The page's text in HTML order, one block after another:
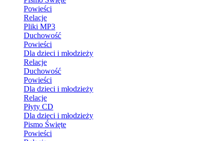
Powieści
Relacje
Pliki MP3
Duchowość
Powieści
Dla dzieci i młodzieży
Relacje
Duchowość
Powieści
Dla dzieci i młodzieży
Relacje
Płyty CD
Dla dzieci i młodzieży
Pismo Święte
Powieści